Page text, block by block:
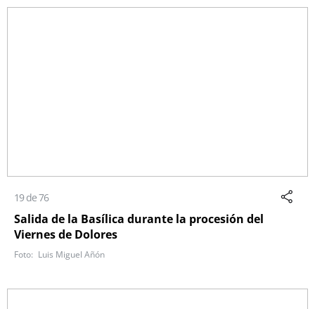
19 de 76
Salida de la Basílica durante la procesión del
Viernes de Dolores
Luis Miguel Añón